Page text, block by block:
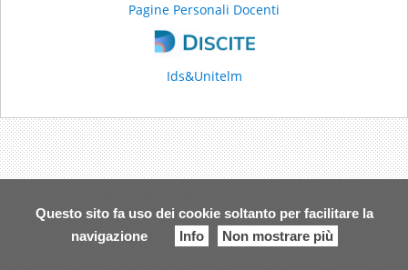
Questo sito fa uso dei cookie soltanto per facilitare la
navigazione
Info Non mostrare più
Pagine Personali Docenti
Ids&Unitelm